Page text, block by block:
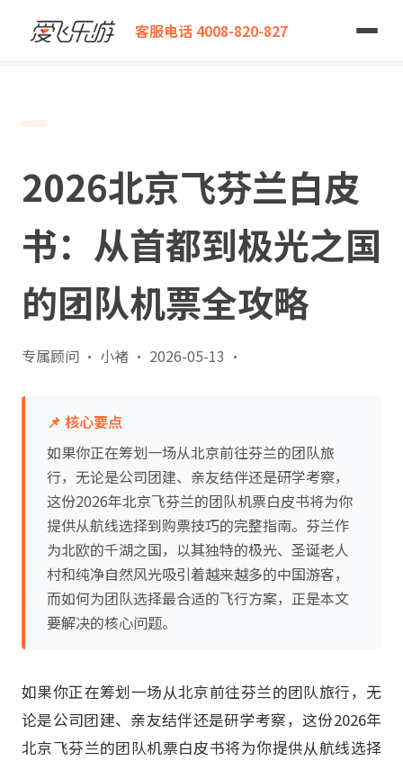
客服电话 4008-820-827
爱飞乐游
2026北京飞芬兰白皮书：从首都到极光之国的团队机票全攻略
2026北京飞芬兰白皮
书：从首都到极光之国
的团队机票全攻略
专属顾问 · 小褚 · 2026-05-13 ·
📌 核心要点
如果你正在筹划一场从北京前往芬兰的团队旅
行，无论是公司团建、亲友结伴还是研学考察，
这份2026年北京飞芬兰的团队机票白皮书将为你
提供从航线选择到购票技巧的完整指南。芬兰作
为北欧的千湖之国，以其独特的极光、圣诞老人
村和纯净自然风光吸引着越来越多的中国游客，
而如何为团队选择最合适的飞行方案，正是本文
要解决的核心问题。
如果你正在筹划一场从北京前往芬兰的团队旅行，无
论是公司团建、亲友结伴还是研学考察，这份2026年
北京飞芬兰的团队机票白皮书将为你提供从航线选择